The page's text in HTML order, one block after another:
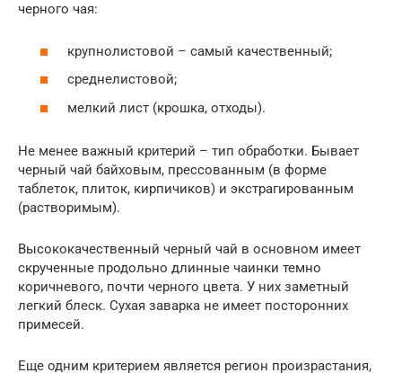
черного чая:
крупнолистовой – самый качественный;
среднелистовой;
мелкий лист (крошка, отходы).
Не менее важный критерий – тип обработки. Бывает
черный чай байховым, прессованным (в форме
таблеток, плиток, кирпичиков) и экстрагированным
(растворимым).
Высококачественный черный чай в основном имеет
скрученные продольно длинные чаинки темно
коричневого, почти черного цвета. У них заметный
легкий блеск. Сухая заварка не имеет посторонних
примесей.
Еще одним критерием является регион произрастания,